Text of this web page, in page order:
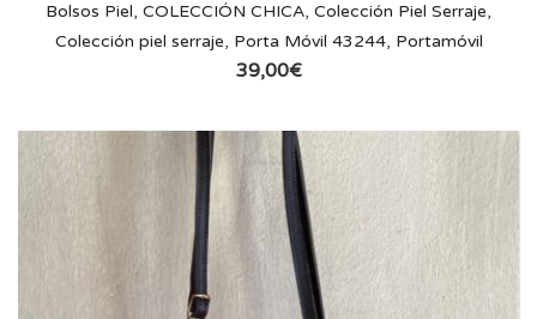
Bolsos Piel, COLECCIÓN CHICA, Colección Piel Serraje,
Colección piel serraje, Porta Móvil 43244, Portamóvil
39,00€